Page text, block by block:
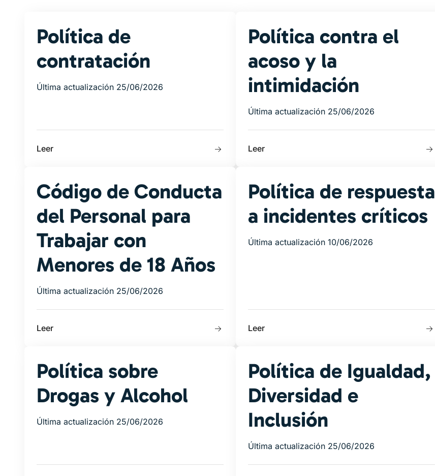
Política de
contratación
Última actualización 25/06/2026
Leer
Política contra el
acoso y la
intimidación
Última actualización 25/06/2026
Leer
Código de Conducta
del Personal para
Trabajar con
Menores de 18 Años
Última actualización 25/06/2026
Leer
Política de respuesta
a incidentes críticos
Última actualización 10/06/2026
Leer
Política sobre
Drogas y Alcohol
Última actualización 25/06/2026
Política de Igualdad,
Diversidad e
Inclusión
Última actualización 25/06/2026